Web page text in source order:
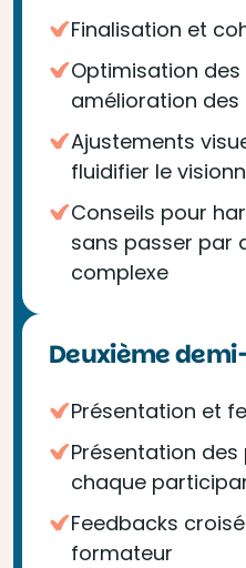
Finalisation et
Optimisation
amélioration des
Ajustements
fluidifier le
Conseils pour
sans passer par
complexe
Deuxième
Présentation et
Présentation
chaque
Feedbacks
formateur